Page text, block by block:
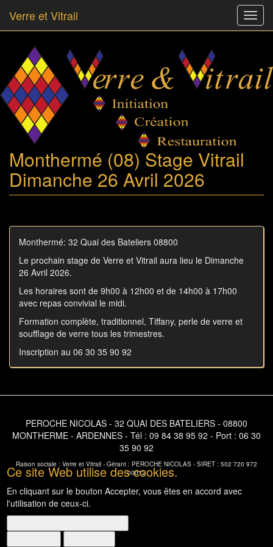
main
content
Verre et Vitrail
Monthermé (08) Stage Vitrail
Dimanche 26 Avril 2026
Monthermé: 32 Quai des Bateliers 08800
Le prochain stage de Verre et Vitrail aura lieu le Dimanche
26 Avril 2026.
Les horaires sont de 9h00 à 12h00 et de 14h00 à 17h00
avec repas convivial le midi.
Formation complète, traditionnel, Tiffany, perle de verre et
soufflage de verre tous les trimestres.
Inscription au 06 30 35 90 92
PEROCHE NICOLAS - 32 QUAI DES BATELIERS - 08800
MONTHERME - ARDENNES - Tél : 09 84 38 95 92 - Port : 06 30
35 90 92
Raison sociale : Verre et Vitrail - Gérant : PEROCHE NICOLAS - SIRET : 502 720 972
00012
Ce site Web utilise des cookies.
En cliquant sur le bouton Accepter, vous êtes en accord avec
l'utilisation de ceux-ci.